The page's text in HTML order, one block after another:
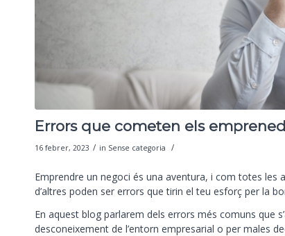
Errors que cometen els
16 febrer, 2023 / in Sense categoria /
Emprendre un negoci és una aventura, i com totes les
d’altres poden ser errors que tirin el teu esforç per la
En aquest blog parlarem dels errors més comuns que
desconeixement de l’entorn empresarial o per males